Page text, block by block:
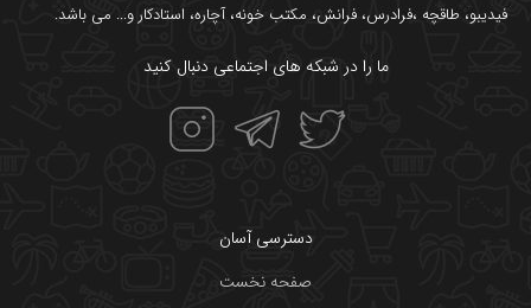
فیدیبو، طاقچه ،فرادرس، فرانش، مکتب خونه،آچاره، استادکار و... می باشد.
ما را در شبکه های اجتماعی دنبال کنید
دسترسی آسان
صفحه نخست